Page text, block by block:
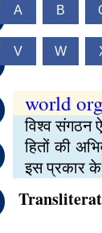
A B
V W
world
विश्व संगठन
हितों की
इस प्रकार के